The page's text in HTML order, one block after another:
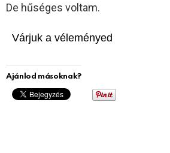
De hűséges voltam.
Várjuk a véleményed
Ajánlod másoknak?